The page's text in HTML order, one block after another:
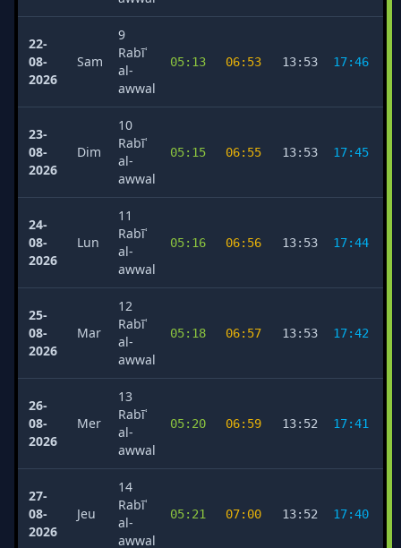
22-
08-
2026
Sam
9
Rabīʿ
al-
awwal
05:13 06:53 13:53 17:46
23-
08-
2026
Dim
10
Rabīʿ
al-
awwal
05:15 06:55 13:53 17:45
24-
08-
2026
Lun
11
Rabīʿ
al-
awwal
05:16 06:56 13:53 17:44
25-
08-
2026
Mar
12
Rabīʿ
al-
awwal
05:18 06:57 13:53 17:42
26-
08-
2026
Mer
13
Rabīʿ
al-
awwal
05:20 06:59 13:52 17:41
27-
08-
2026
Jeu
14
Rabīʿ
al-
awwal
05:21 07:00 13:52 17:40